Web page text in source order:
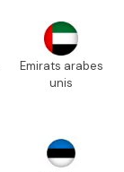
Emirats arabes
unis